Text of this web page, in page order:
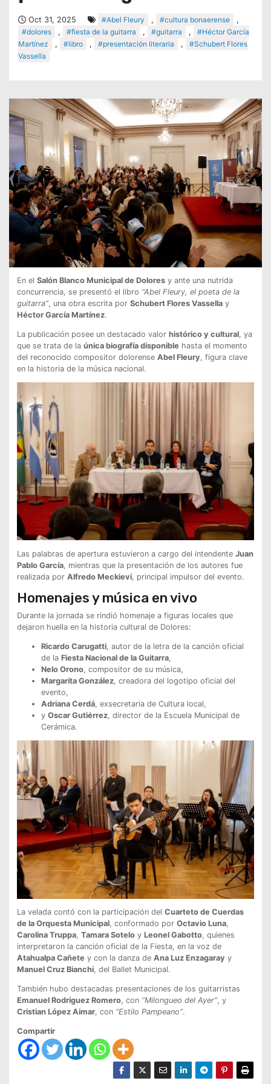
Oct 31, 2025 #Abel Fleury , #cultura bonaerense
,
#dolores
, #fiesta de la guitarra , #guitarra ,
#Héctor García
Martínez
, #libro , #presentación literaria ,
#Schubert Flores
Vassella
En el Salón Blanco Municipal de Doloresy ante una nutrida
concurrencia, se presentó el libro “Abel Fleury, el poeta de la
guitarra”, una obra escrita por Schubert Flores Vassellay
Héctor García Martínez.
La publicación posee un destacado valor histórico y cultural, ya
que se trata de la única biografía disponible hasta el momento
del reconocido compositor dolorense Abel Fleury, figura clave
en la historia de la música nacional.
Las palabras de apertura estuvieron a cargo del intendente Juan
Pablo García, mientras que la presentación de los autores fue
realizada por Alfredo Meckievi, principal impulsor del evento.
Homenajes y música en vivo
Durante la jornada se rindió homenaje a figuras locales que
dejaron huella en la historia cultural de Dolores:
Ricardo Carugatti, autor de la letra de la canción oficial
de la Fiesta Nacional de la Guitarra,
Nelo Orono, compositor de su música,
Margarita González, creadora del logotipo oficial del
evento,
Adriana Cerdá, exsecretaria de Cultura local,
y Oscar Gutiérrez, director de la Escuela Municipal de
Cerámica.
La velada contó con la participación del Cuarteto de Cuerdas
de la Orquesta Municipal, conformado por Octavio Luna,
Carolina Truppa, Tamara Soteloy Leonel Gabotto, quienes
interpretaron la canción oficial de la Fiesta, en la voz de
Atahualpa Cañete y con la danza de Ana Luz Enzagaray y
Manuel Cruz Bianchi, del Ballet Municipal.
También hubo destacadas presentaciones de los guitarristas
Emanuel Rodríguez Romero, con “Milongueo del Ayer”, y
Cristian López Aimar, con “Estilo Pampeano”.
Compartir